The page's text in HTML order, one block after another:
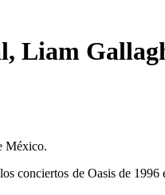
Liam
México.
conciertos de Oasis de